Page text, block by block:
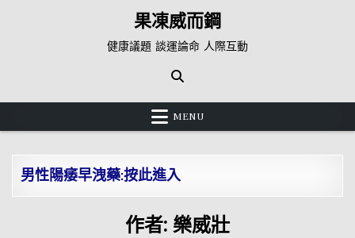
果凍威而鋼
健康議題 談運論命 人際互動
MENU
男性陽痿早洩藥:按此進入
作者: 樂威壯